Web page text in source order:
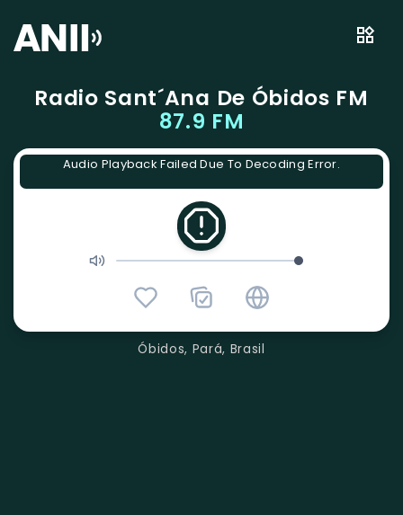
Radio Sant´Ana De Óbidos FM
87.9 FM
Audio Playback Failed Due To Decoding Error.
Óbidos, Pará, Brasil